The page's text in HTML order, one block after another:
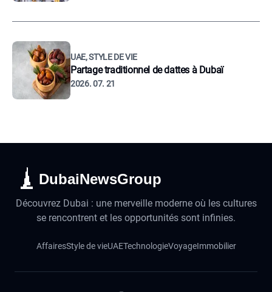
UAE, STYLE DE VIE
Partage traditionnel de dattes à Dubaï
2026. 07. 21
DubaiNewsGroup
Découvrez Dubai : une merveille moderne où les cultures
se rencontrent et les opportunités sont infinies.
AffairesStyle de vieUAETechnologieVoyageImmobilier